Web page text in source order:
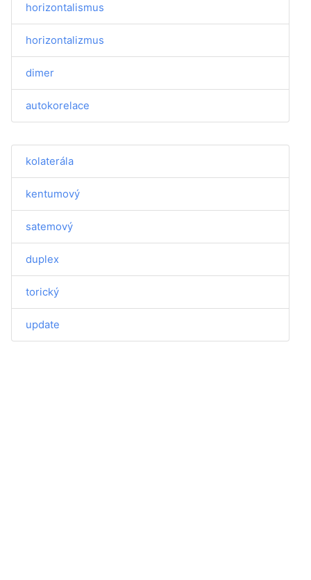
horizontalismus
horizontalizmus
dimer
autokorelace
kolaterála
kentumový
satemový
duplex
torický
update